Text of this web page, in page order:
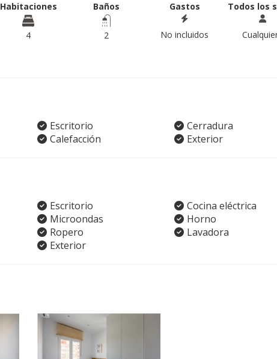
Habitaciones
4
Baños
2
Gastos
No incluidos
Todos los
Escritorio
Cerradura
Calefacción Exterior
Escritorio
Cocina eléctrica
Microondas
Horno
Ropero
Lavadora
Exterior